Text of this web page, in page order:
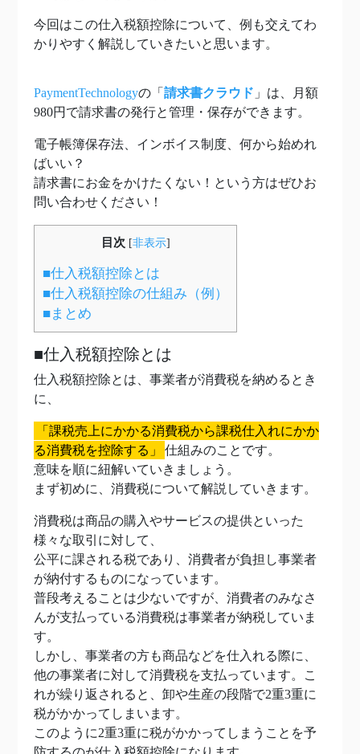
今回はこの仕入税額控除について、例も交えてわ
かりやすく解説していきたいと思います。
PaymentTechnologyの「 請求書クラウド 」は、月額
980円で請求書の発行と管理・保存ができます。
電子帳簿保存法、インボイス制度、何から始めれ
ばいい？
請求書にお金をかけたくない！という方はぜひお
問い合わせください！
目次 [非表示]
■仕入税額控除とは
■仕入税額控除の仕組み（例）
■まとめ
■仕入税額控除とは
仕入税額控除とは、事業者が消費税を納めるとき
に、
「課税売上にかかる消費税から課税仕入れにかか
る消費税を控除する」
仕組みのことです。
意味を順に紐解いていきましょう。
まず初めに、消費税について解説していきます。
消費税は商品の購入やサービスの提供といった
様々な取引に対して、
公平に課される税であり、消費者が負担し事業者
が納付するものになっています。
普段考えることは少ないですが、消費者のみなさ
んが支払っている消費税は事業者が納税していま
す。
しかし、事業者の方も商品などを仕入れる際に、
他の事業者に対して消費税を支払っています。こ
れが繰り返されると、卸や生産の段階で2重3重に
税がかかってしまいます。
このように2重3重に税がかかってしまうことを予